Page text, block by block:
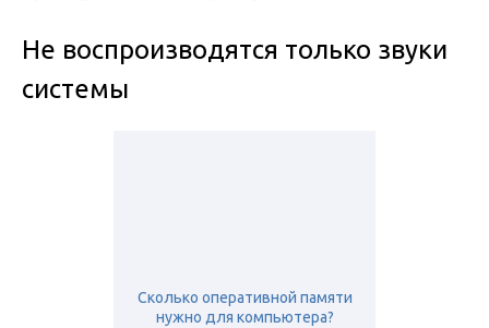
Не воспроизводятся только звуки
системы
Сколько оперативной памяти
нужно для компьютера?